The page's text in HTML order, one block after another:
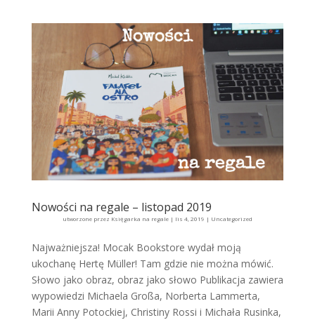
Nowości na regale – listopad 2019
utworzone przez Księgarka na regale| lis 4, 2019 | Uncategorized
Najważniejsza! Mocak Bookstore wydał moją
ukochanę Hertę Müller! Tam gdzie nie można mówić.
Słowo jako obraz, obraz jako słowo Publikacja zawiera
wypowiedzi Michaela Großa, Norberta Lammerta,
Marii Anny Potockiej, Christiny Rossi i Michała Rusinka,